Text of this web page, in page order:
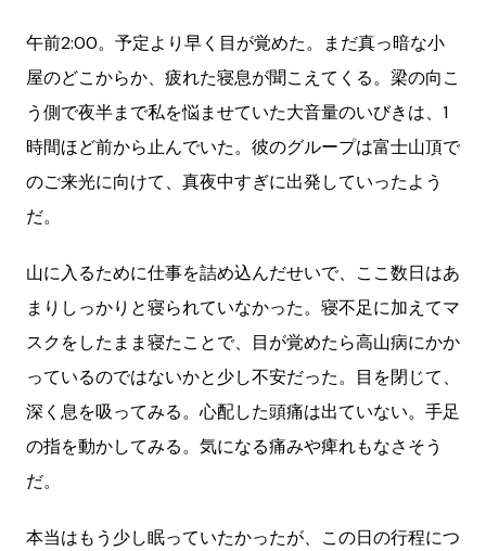
午前2:00。予定より早く目が覚めた。まだ真っ暗な小
屋のどこからか、疲れた寝息が聞こえてくる。梁の向こ
う側で夜半まで私を悩ませていた大音量のいびきは、1
時間ほど前から止んでいた。彼のグループは富士山頂で
のご来光に向けて、真夜中すぎに出発していったよう
だ。
山に入るために仕事を詰め込んだせいで、ここ数日はあ
まりしっかりと寝られていなかった。寝不足に加えてマ
スクをしたまま寝たことで、目が覚めたら高山病にかか
っているのではないかと少し不安だった。目を閉じて、
深く息を吸ってみる。心配した頭痛は出ていない。手足
の指を動かしてみる。気になる痛みや痺れもなさそう
だ。
本当はもう少し眠っていたかったが、この日の行程につ